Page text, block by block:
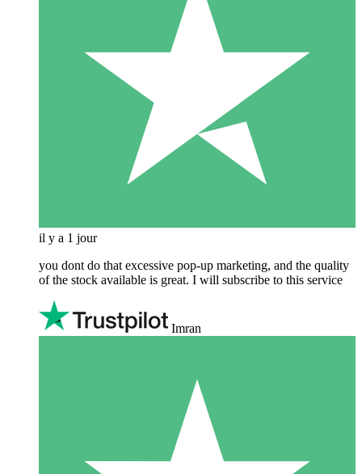
il y a 1 jour
you dont do that excessive pop-up marketing, and the quality
of the stock available is great. I will subscribe to this service
Imran